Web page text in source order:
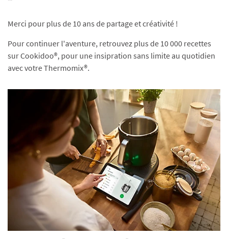
Merci pour plus de 10 ans de partage et créativité !
Pour continuer l'aventure, retrouvez plus de 10 000 recettes
sur Cookidoo®, pour une insipration sans limite au quotidien
avec votre Thermomix®.